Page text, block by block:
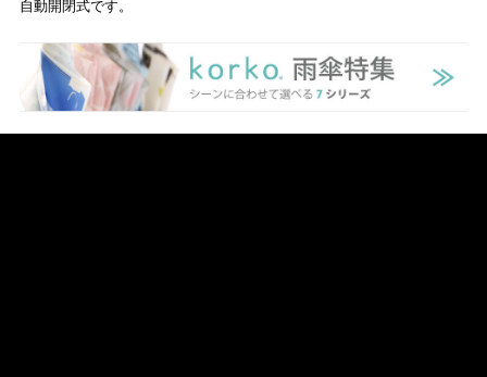
自動開閉式です。